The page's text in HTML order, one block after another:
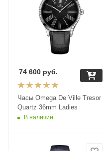
Часы Omega De Ville Tresor
Quartz 36mm Ladies
В наличии
74 600 руб.